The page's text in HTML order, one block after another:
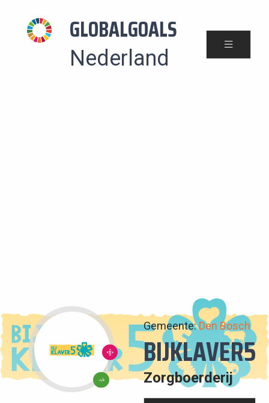
GLOBALGOALS
Nederland
3:
10:
ONGELIJKHEID
VERMINDEREN
Gemeente: Den Bosch
BIJKLAVER5
Zorgboerderij